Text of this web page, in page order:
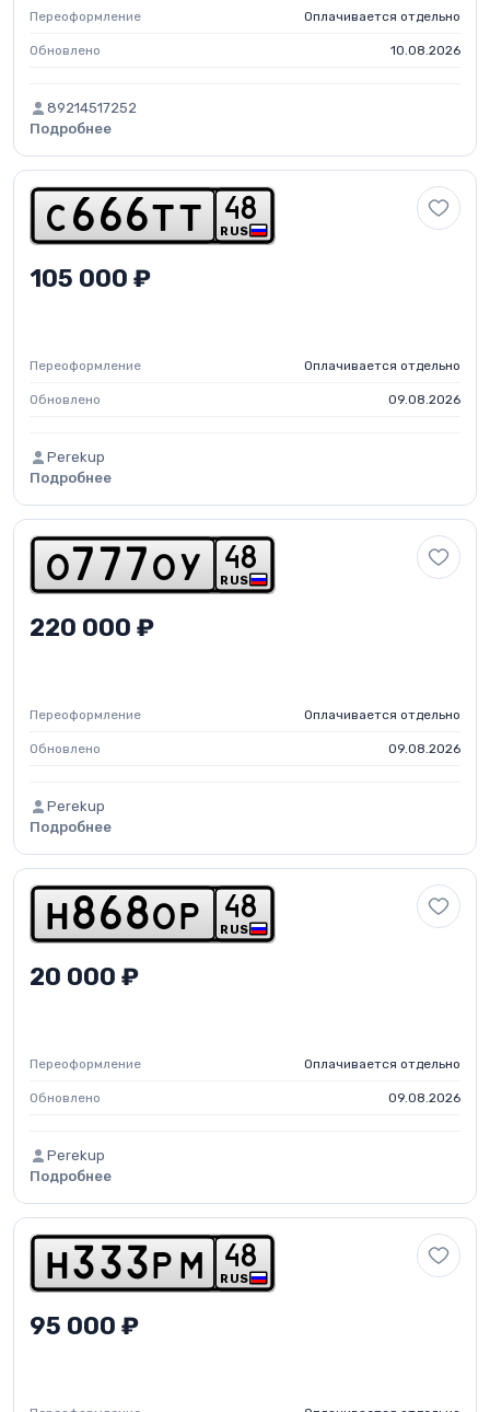
Переоформление Оплачивается отдельно
Обновлено 10.08.2026
89214517252
Подробнее
c 6 6 6 t t RUS
48
105 000 ₽
Переоформление Оплачивается отдельно
Обновлено 09.08.2026
Perekup
Подробнее
o 7 7 7 o y RUS
48
220 000 ₽
Переоформление Оплачивается отдельно
Обновлено 09.08.2026
Perekup
Подробнее
h 8 6 8o p RUS
48
20 000 ₽
Переоформление Оплачивается отдельно
Обновлено 09.08.2026
Perekup
Подробнее
h 3 3 3 p m RUS
48
95 000 ₽